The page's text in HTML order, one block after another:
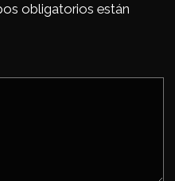
obligatorios están